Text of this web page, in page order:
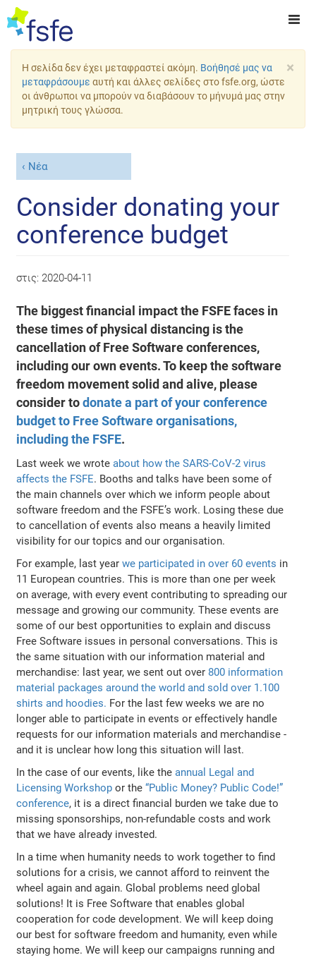
×
Η σελίδα δεν έχει μεταφραστεί ακόμη. Βοήθησέ μας να
μεταφράσουμε αυτή και άλλες σελίδες στο fsfe.org, ώστε
οι άνθρωποι να μπορούν να διαβάσουν το μήνυμά μας στην
μητρική τους γλώσσα.
Νέα
Consider donating your
conference budget
στις: 2020-04-11
The biggest financial impact the FSFE faces in
these times of physical distancing is the
cancellation of Free Software conferences,
including our own events. To keep the software
freedom movement solid and alive, please
consider todonate a part of your conference
budget to Free Software organisations,
including the FSFE.
Last week we wroteabout how the SARS-CoV-2 virus
affects the FSFE. Booths and talks have been some of
the main channels over which we inform people about
software freedom and the FSFE’s work. Losing these due
to cancellation of events also means a heavily limited
visibility for our topics and our organisation.
For example, last yearwe participated in over 60 events in
11 European countries. This is more than one per week
on average, with every event contributing to spreading our
message and growing our community. These events are
some of our best opportunities to explain and discuss
Free Software issues in personal conversations. This is
the same situation with our information material and
merchandise: last year, we sent out over 800 information
material packages around the world and sold over 1.100
shirts and hoodies. For the last few weeks we are no
longer able to participate in events or effectively handle
requests for our information materials and merchandise -
and it is unclear how long this situation will last.
In the case of our events, like theannual Legal and
Licensing Workshop or the“Public Money? Public Code!”
conference, it is a direct financial burden we take due to
missing sponsorships, non-refundable costs and work
that we have already invested.
In a time when humanity needs to work together to find
solutions for a crisis, we cannot afford to reinvent the
wheel again and again. Global problems need global
solutions! It is Free Software that enables global
cooperation for code development. We will keep doing
our best for software freedom and humanity, even while
staying home. We will keep our campaigns running and